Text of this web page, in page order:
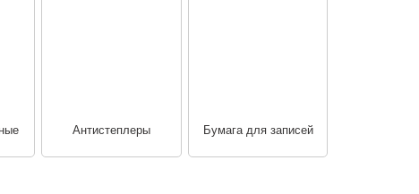
Антистеплеры Бумага для записей